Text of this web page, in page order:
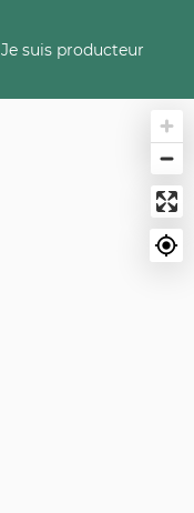
Je suis producteur